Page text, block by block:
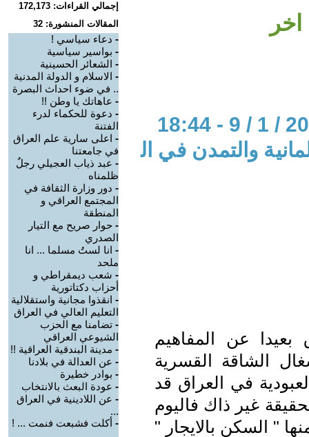
والتمدن في ال
بعيدا عن المفاهيم
الشاقة القسرية
في العراق قد
غير ذاك فاليوم
" السكن بالايجار "
إجمالي القراءات: 172,173
المقالات المنشورة: 32
- دعاء سياسي !
- بواسير سياسية
- الشعائر الحسينية
- الاسلام و الدولة المدنية
.. في ضوء احداث البصرة
- عاهاتك يا وطن !!
- دعوة للحكماء لدرء
الفتنة
- اعلى سارية علم العراق
في جامعتنا
- عبد ذياب العجيلي رجلٌ
ظلمناه
- دور وزارة الثقافة في
المجتمع العراقي و
المنطقة
- حوار صريح مع التيار
الصدري
- انا لستُ مسلما ... انا
ملحد
- شعب ديمقراطي و
أحزاب دكتاتورية
- انقذوا مجانية واستقلالية
التعليم العالي في العراق
- تضامنا مع الحزب
الشيوعي العراقي
- مدينة البندقية العراقية !!
- عن العدالة في بلادنا
- بوادر خطيرة
- عودة البعث بالانتخاب
- عن اللادينية في العراق
...
- أكلت فشبعت فنمت ... !